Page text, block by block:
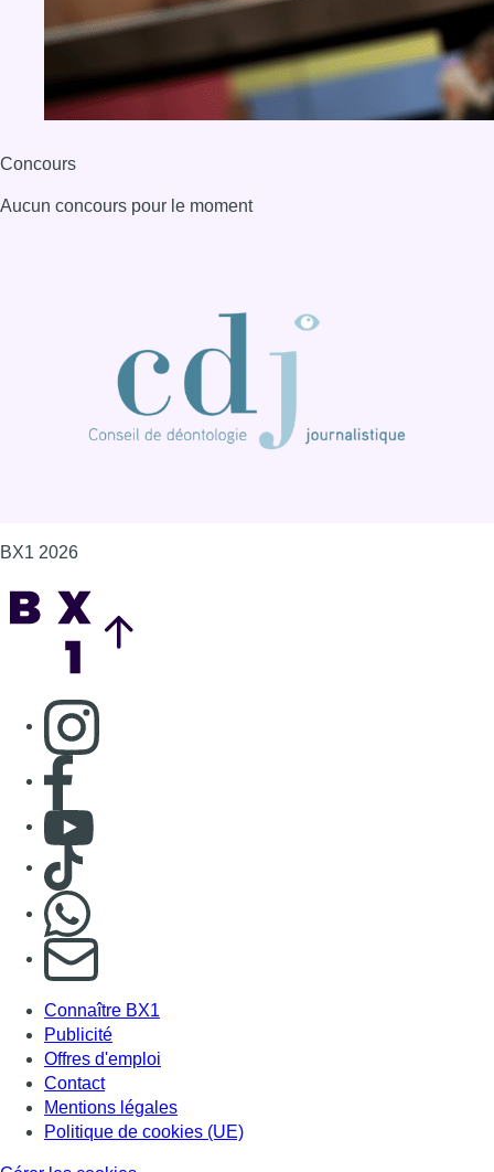
Concours
Aucun concours pour le moment
BX1 2026
Consulter page Instagram
Consulter page Facebook
Consulter Youtube
Consulter TikTok
S'abonner à notre newsletter
Connaître BX1
Publicité
Offres d'emploi
Contact
Mentions légales
Politique de cookies (UE)